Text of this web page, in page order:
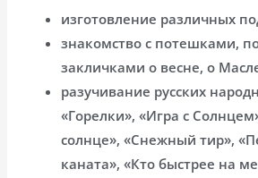
изготовление различных
знакомство с потешками,
закличками о весне, о
разучивание русских
«Горелки», «Игра с
солнце», «Снежный тир»,
каната», «Кто быстрее на